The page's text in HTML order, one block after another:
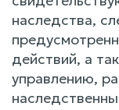
наследства,
действий, а
управлению,